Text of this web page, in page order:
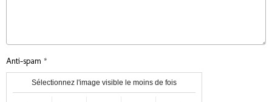
Anti-spam
Sélectionnez l'image visible le moins de fois